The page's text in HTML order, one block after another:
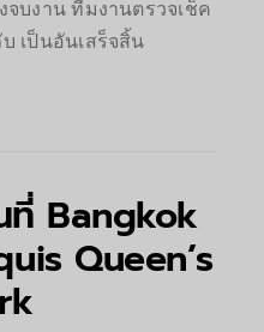
จบงาน ทีมงานตรวจเช็ค
เป็นอันเสร็จสิ้น
ที่ Bangkok
Queen’s